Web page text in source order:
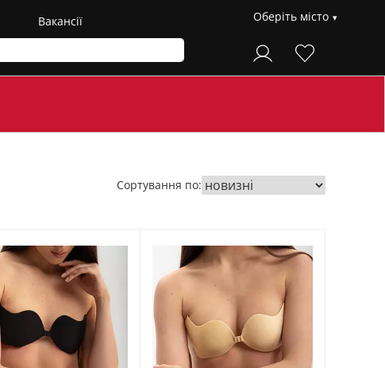
Вакансії Оберіть місто
Сортування по: